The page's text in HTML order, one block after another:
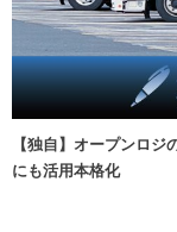
【独自】オープンロ
にも活用本格化